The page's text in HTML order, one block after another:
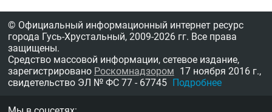
© Официальный информационный интернет ресурс
города Гусь-Хрустальный, 2009-2026 гг. Все права
защищены.
Средство массовой информации, сетевое издание,
зарегистрировано Роскомнадзором 17 ноября 2016 г.,
свидетельство ЭЛ № ФС 77 - 67745 Подробнее